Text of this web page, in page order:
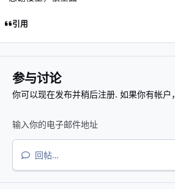
引用
参与讨论
你可以现在发布并稍后注册. 如果你有帐户，
回帖…